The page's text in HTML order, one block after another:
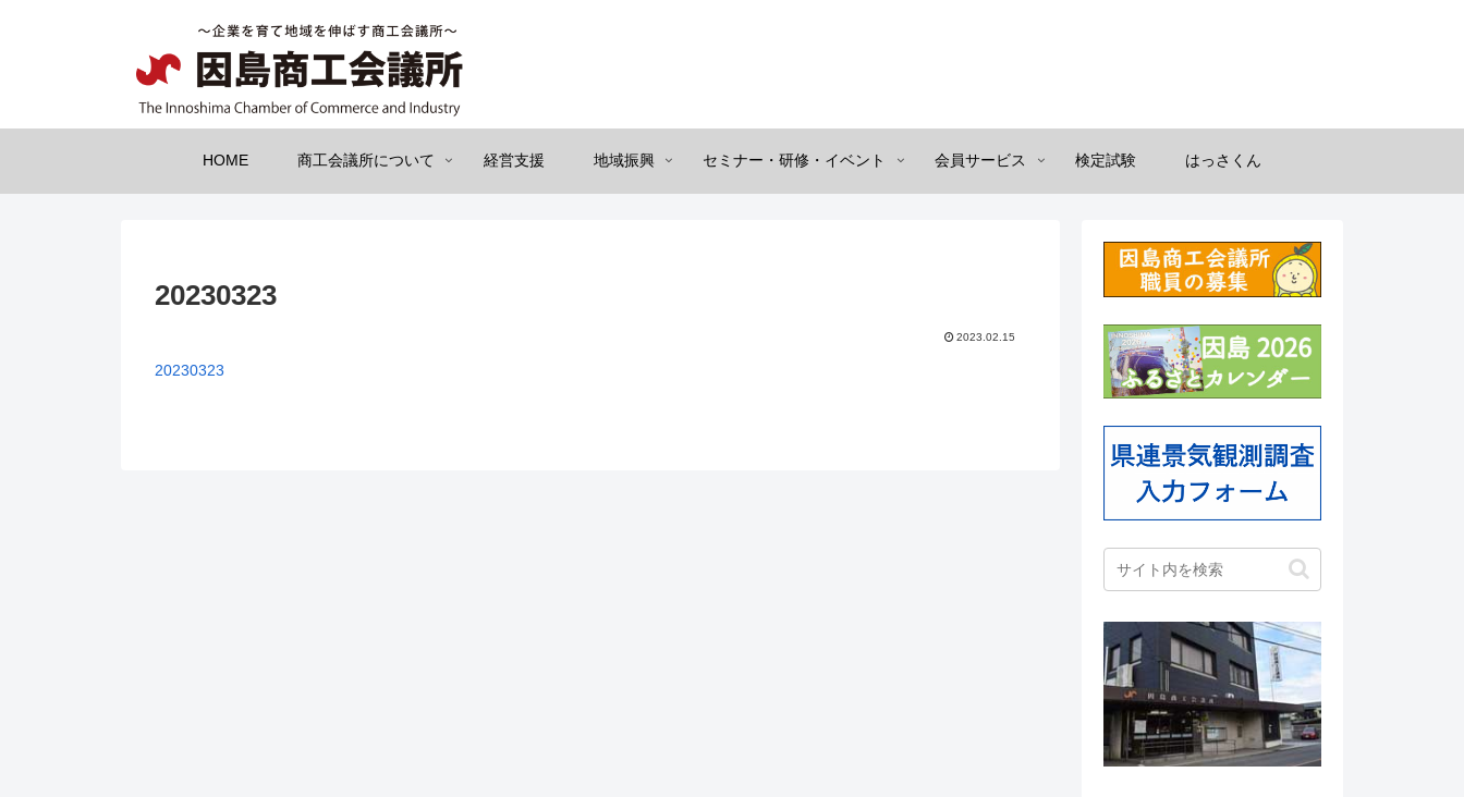
HOME 商工会議所について 経営支援 地域振興 セミナー・研修・イベント 会員サービス 検定試験 はっさくん
20230323
2023.02.15
20230323